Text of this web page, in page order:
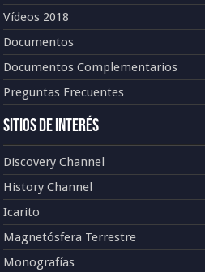
Vídeos 2018
Documentos
Documentos Complementarios
Preguntas Frecuentes
Sitios de Interés
Discovery Channel
History Channel
Icarito
Magnetósfera Terrestre
Monografías